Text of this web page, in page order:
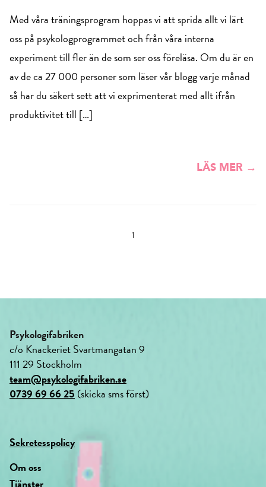
Med våra träningsprogram hoppas vi att sprida allt vi lärt
oss på psykologprogrammet och från våra interna
experiment till fler än de som ser oss föreläsa. Om du är en
av de ca 27 000 personer som läser vår blogg varje månad
så har du säkert sett att vi exprimenterat med allt ifrån
produktivitet till […]
LÄS MER →
1
Psykologifabriken
c/o Knackeriet Svartmangatan 9
111 29 Stockholm
team@psykologifabriken.se
0739 69 66 25 (skicka sms först)
Sekretesspolicy
Om oss